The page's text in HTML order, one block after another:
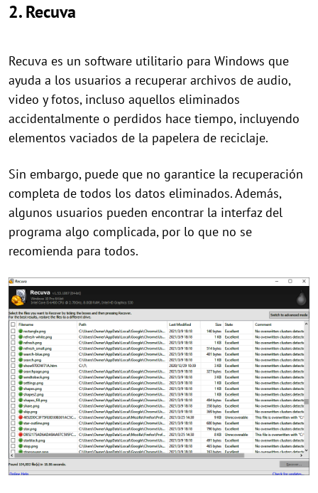
2. Recuva
Recuva es un software utilitario para Windows que
ayuda a los usuarios a recuperar archivos de audio,
video y fotos, incluso aquellos eliminados
accidentalmente o perdidos hace tiempo, incluyendo
elementos vaciados de la papelera de reciclaje.
Sin embargo, puede que no garantice la recuperación
completa de todos los datos eliminados. Además,
algunos usuarios pueden encontrar la interfaz del
programa algo complicada, por lo que no se
recomienda para todos.